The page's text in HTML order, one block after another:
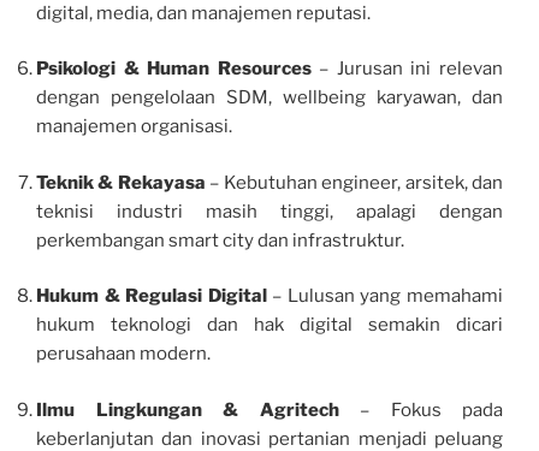
digital, media, dan manajemen reputasi.
Psikologi & Human Resources– Jurusan ini relevan
dengan pengelolaan SDM, wellbeing karyawan, dan
manajemen organisasi.
Teknik & Rekayasa – Kebutuhan engineer, arsitek, dan
teknisi industri masih tinggi, apalagi dengan
perkembangan smart city dan infrastruktur.
Hukum & Regulasi Digital– Lulusan yang memahami
hukum teknologi dan hak digital semakin dicari
perusahaan modern.
Ilmu Lingkungan & Agritech– Fokus pada
keberlanjutan dan inovasi pertanian menjadi peluang